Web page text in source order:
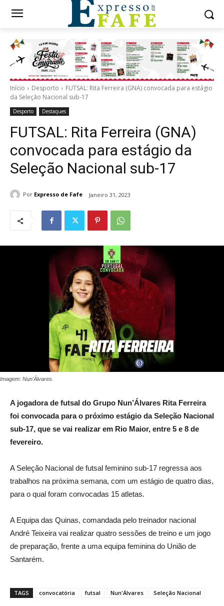
Início Desporto
FUTSAL: Rita Ferreira (GNA) convocada para estágio
da Seleção Nacional sub-17
Desporto Destaques
FUTSAL: Rita Ferreira (GNA)
convocada para estágio da
Seleção Nacional sub-17
Por Expresso de Fafe Janeiro 31, 2023
Imagem: Nun'Álvares.
A jogadora de futsal do Grupo Nun’Álvares Rita Ferreira
foi convocada para o próximo estágio da Seleção Nacional
sub-17, que se vai realizar em Rio Maior, entre 5 e 8 de
fevereiro.
A Seleção Nacional de futsal feminino sub-17 regressa aos
trabalhos na próxima semana, com um estágio de quatro dias,
para o qual foram convocadas 15 atletas.
A Equipa das Quinas, comandada pelo treinador nacional
André Teixeira vai realizar quatro sessões de treino e um jogo
de preparação, frente a uma equipa feminina do União de
Santarém.
TAGS convocatória futsal Nun'Álvares Seleção Nacional